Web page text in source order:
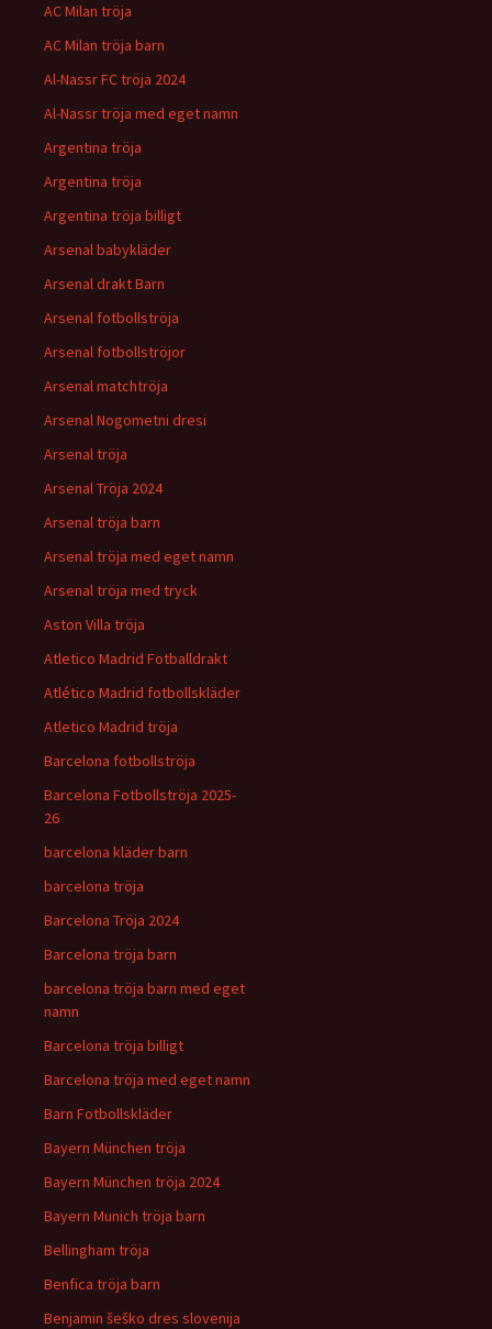
AC Milan tröja
AC Milan tröja barn
Al-Nassr FC tröja 2024
Al-Nassr tröja med eget namn
Argentina tröja
Argentina tröja
Argentina tröja billigt
Arsenal babykläder
Arsenal drakt Barn
Arsenal fotbollströja
Arsenal fotbollströjor
Arsenal matchtröja
Arsenal Nogometni dresi
Arsenal tröja
Arsenal Tröja 2024
Arsenal tröja barn
Arsenal tröja med eget namn
Arsenal tröja med tryck
Aston Villa tröja
Atletico Madrid Fotballdrakt
Atlético Madrid fotbollskläder
Atletico Madrid tröja
Barcelona fotbollströja
Barcelona Fotbollströja 2025-
26
barcelona kläder barn
barcelona tröja
Barcelona Tröja 2024
Barcelona tröja barn
barcelona tröja barn med eget
namn
Barcelona tröja billigt
Barcelona tröja med eget namn
Barn Fotbollskläder
Bayern München tröja
Bayern München tröja 2024
Bayern Munich tröja barn
Bellingham tröja
Benfica tröja barn
Benjamin šeško dres slovenija